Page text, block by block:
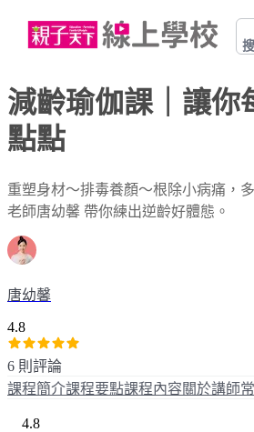
減齡瑜伽課｜讓你
點點
重塑身材～排毒養顏～根除小病痛，
老師唐幼馨 帶你練出逆齡好體態。
唐幼馨
4.8
6 則評論
課程簡介課程要點課程內容關於講師
4.8